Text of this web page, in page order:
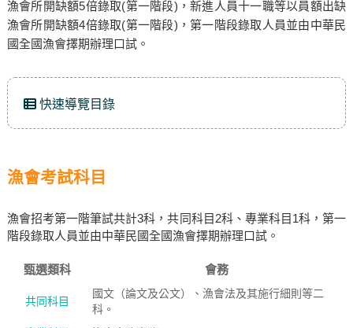
漁會所開缺額5倍錄取(第一階段)，新進人員十一職等以員額出缺
漁會所開缺額4倍錄取(第一階段)，第一階段錄取人員並由中華民
國全國漁會擇期辦理口試。
快速導覽目錄
漁會考試科目
漁會招考第一階筆試共計3科，共同科目2科、專業科目1科，第一
階段錄取人員並由中華民國全國漁會擇期辦理口試。
甄選類科 會務
共同科目
國文（論文及公文）、漁會法及其施行細則等二
科。